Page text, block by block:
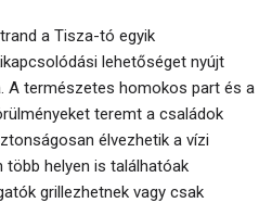
a Tisza-tó egyik
lehetőséget nyújt
A természetes homokos part és a
teremt a családok
élvezhetik a vízi
helyen is találhatóak
grillezhetnek vagy csak